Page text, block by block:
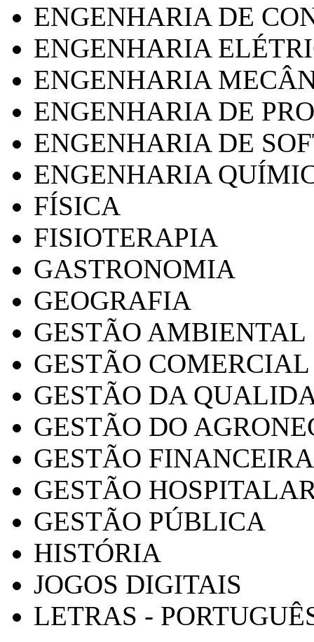
ENGENHARIA DE
ENGENHARIA
ENGENHARIA
ENGENHARIA DE
ENGENHARIA DE
ENGENHARIA
FÍSICA
FISIOTERAPIA
GASTRONOMIA
GEOGRAFIA
GESTÃO AMBIENTAL
GESTÃO COMERCIAL
GESTÃO DA
GESTÃO DO
GESTÃO FINANCEIRA
GESTÃO
GESTÃO PÚBLICA
HISTÓRIA
JOGOS DIGITAIS
LETRAS -